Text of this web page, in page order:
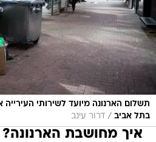
תשלום הארנונה מיועד לשירותי העירייה
בתל אביב / דרור עינב
איך מחושבת הארנונה?